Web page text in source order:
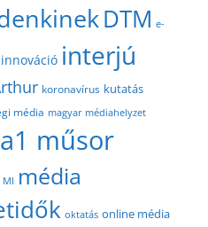
DTM e-
innováció interjú
koronavírus kutatás
média magyar médiahelyzet
műsor
MI média
oktatás online média